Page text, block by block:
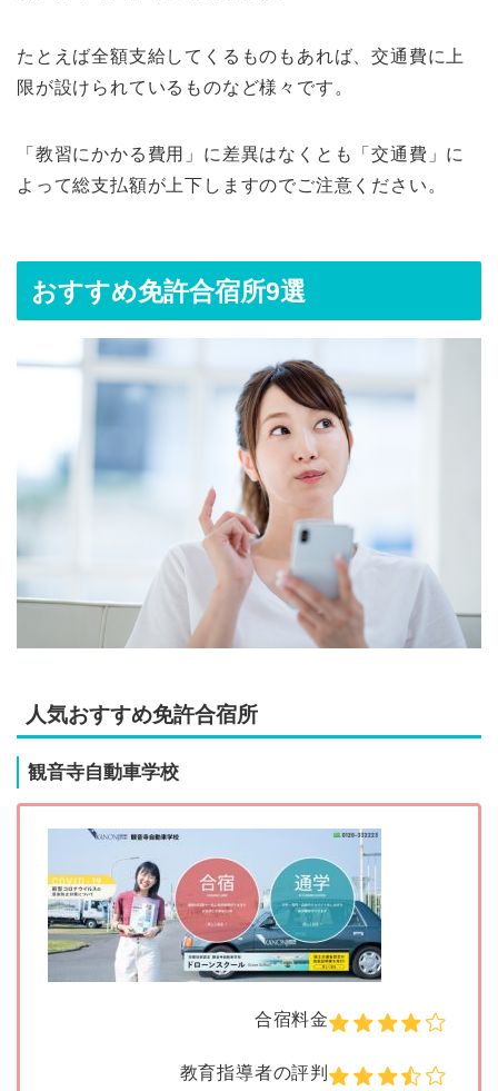
たとえば全額支給してくるものもあれば、交通費に上
限が設けられているものなど様々です。
「教習にかかる費用」に差異はなくとも「交通費」に
よって総支払額が上下しますのでご注意ください。
おすすめ免許合宿所9選
人気おすすめ免許合宿所
観音寺自動車学校
合宿料金
教育指導者の評判